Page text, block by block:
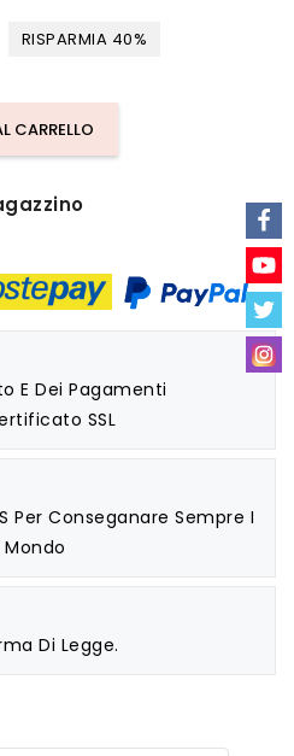
RISPARMIA 40%
CARRELLO
E Dei Pagamenti
SSL
Per Conseganare Sempre I
Di Legge.